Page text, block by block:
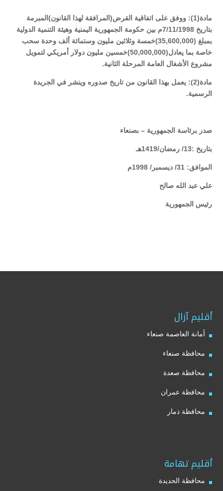
مادة(1): ووفق على اتفاقية القرض(المرافقة لهذا القانون)المبرمة
بتاريخ 7/11/1998م بين حكومة الجمهورية اليمنية وهيئة التنمية الدولية
بمبلغ (35,600,000)خمسة وثلاثين مليون وستمائة ألف وحدة سحب
خاصة بما يعادل(50,000,000)خمسين مليون دولار أمريكي لتمويل
مشروع الأشغال العامة المرحلة الثانية.
مادة(2): يعمل بهذا القانون من تاريخ صدوره وينشر في الجريدة
الرسمية.
صدر برئاسة الجمهورية – بصنعاء
بتاريخ :13/ رمضان/1419هـ
الموافق: 31/ ديسمبر/ 1998م
علي عبد الله صالح
رئيس الجمهورية
أقليم آزال
أمانة العاصمة صنعاء
محافظة صنعاء
محافظة صعدة
محافظة عمران
محافظة ذمار
أقليم تهامة
محافظة الحديدة